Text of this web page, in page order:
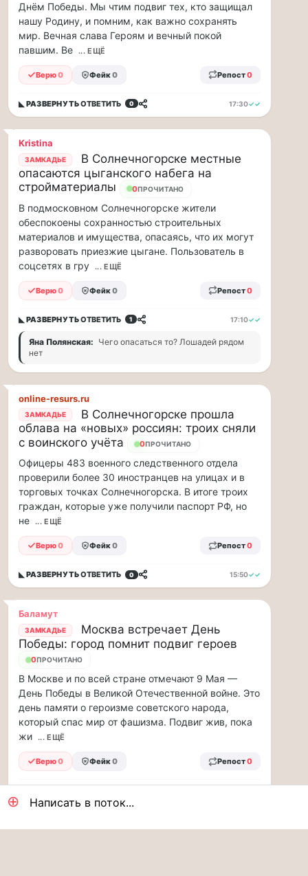
по...
Москвичи,
привет!
Пока
мы
в
столице
обсуждаем…
Москвичи,
привет!
Пока
мы
тут
в
столице
обсуждаем
новые
тарифы,
и
курьеров,
регионах
коммунальщики
нашли
свой
«гениальный»
способ
решать
проблемы
с
кадрами...
Я
считаю,
что
тепрь
нам
заправщики
чаевые…
Я
считаю,
что
тепрь
нам
должны
чаевые
давать,
потому,
что
такими
Днём Победы. Мы чтим подвиг тех, кто защищал
нашу Родину, и помним, как важно сохранять
мир. Вечная слава Героям и вечный покой
павшим. Ве
... ЕЩЁ
Верю0 Фейк0 Репост0
◣ РАЗВЕРНУТЬОТВЕТИТЬ 0 17:30✓✓
Kristina
ЗАМКАДЬЕ
В Солнечногорске местные
опасаются цыганского набега на
стройматериалы
0ПРОЧИТАНО
В подмосковном Солнечногорске жители
обеспокоены сохранностью строительных
материалов и имущества, опасаясь, что их могут
разворовать приезжие цыгане. Пользователь в
соцсетях в гру
... ЕЩЁ
Верю0 Фейк0 Репост0
◣ РАЗВЕРНУТЬОТВЕТИТЬ 1 17:10✓✓
Яна Полянская: Чего опасаться то? Лошадей рядом
нет
online-resurs.ru
ЗАМКАДЬЕ
В Солнечногорске прошла
облава на «новых» россиян: троих сняли
с воинского учёта
0ПРОЧИТАНО
Офицеры 483 военного следственного отдела
проверили более 30 иностранцев на улицах и в
торговых точках Солнечногорска. В итоге троих
граждан, которые уже получили паспорт РФ, но
не ... ЕЩЁ
Верю0 Фейк0 Репост0
◣ РАЗВЕРНУТЬОТВЕТИТЬ 0 15:50✓✓
Баламут
ЗАМКАДЬЕ
Москва встречает День
Победы: город помнит подвиг героев
0ПРОЧИТАНО
В Москве и по всей стране отмечают 9 Мая —
День Победы в Великой Отечественной войне. Это
день памяти о героизме советского народа,
который спас мир от фашизма. Подвиг жив, пока
жи ... ЕЩЁ
Верю0 Фейк0 Репост0
⊕ Написать в поток...